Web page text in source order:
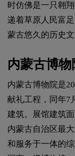
时仿佛是一只翱
递着草原人民富
蒙古悠久的历史文
内蒙古博物
内蒙古博物院是
献礼工程，同年7
建筑。展馆建筑
内蒙古自治区最
和服务于一体的